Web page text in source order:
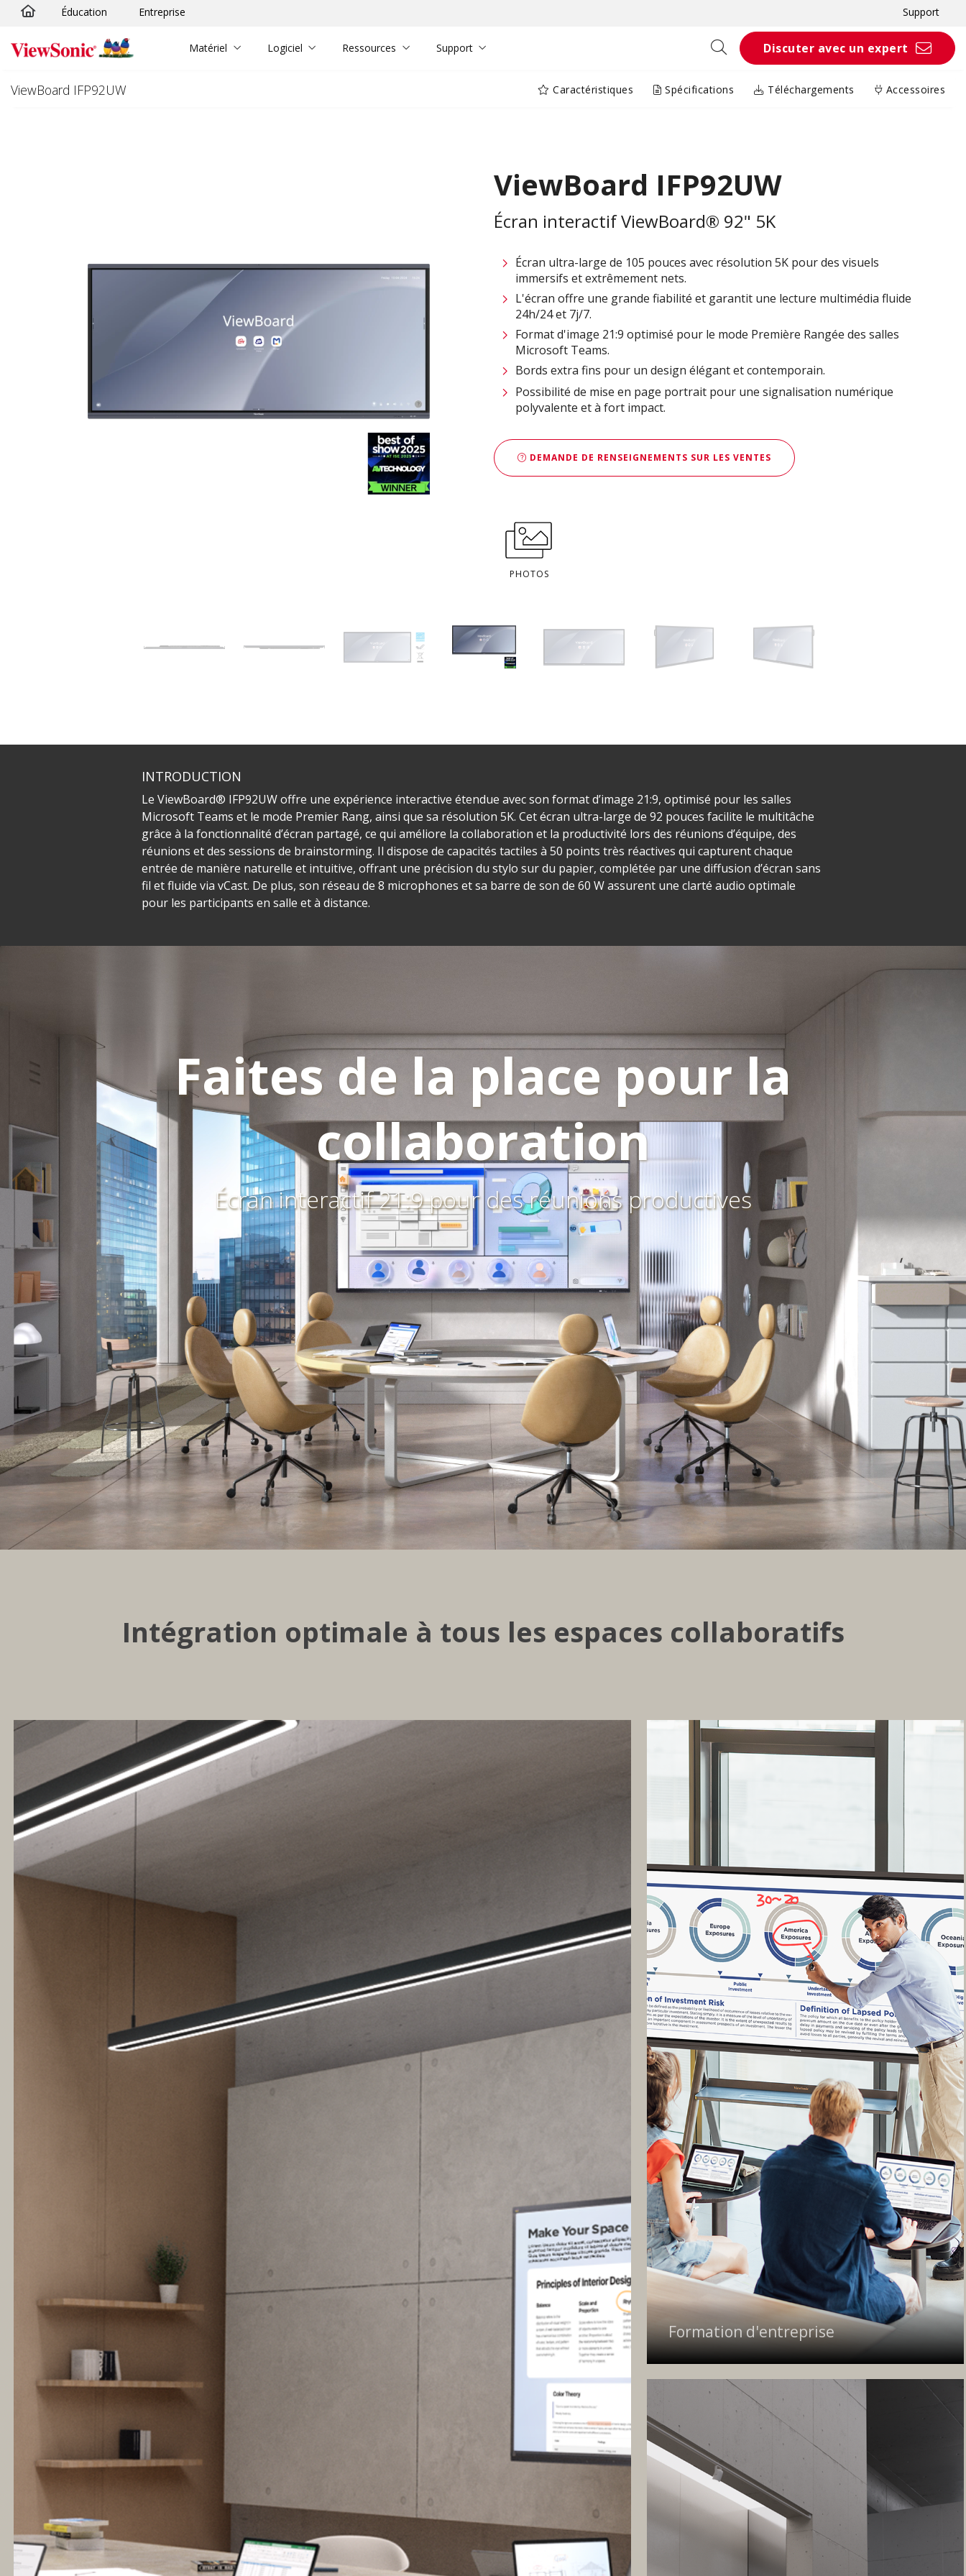
Passer au contenu principal
Éducation Entreprise Support
Matériel Logiciel Ressources Support Discuter avec un expert
ViewBoard IFP92UW Caractéristiques Spécifications Téléchargements Accessoires
ViewBoard IFP92UW
Écran interactif ViewBoard® 92" 5K
Écran ultra-large de 105 pouces avec résolution 5K pour des visuels
immersifs et extrêmement nets.
L'écran offre une grande fiabilité et garantit une lecture multimédia fluide
24h/24 et 7j/7.
Format d'image 21:9 optimisé pour le mode Première Rangée des salles
Microsoft Teams.
Bords extra fins pour un design élégant et contemporain.
Possibilité de mise en page portrait pour une signalisation numérique
polyvalente et à fort impact.
DEMANDE DE RENSEIGNEMENTS SUR LES VENTES
PHOTOS
INTRODUCTION
Le ViewBoard® IFP92UW offre une expérience interactive étendue avec son format d’image 21:9, optimisé pour les salles
Microsoft Teams et le mode Premier Rang, ainsi que sa résolution 5K. Cet écran ultra-large de 92 pouces facilite le multitâche
grâce à la fonctionnalité d’écran partagé, ce qui améliore la collaboration et la productivité lors des réunions d’équipe, des
réunions et des sessions de brainstorming. Il dispose de capacités tactiles à 50 points très réactives qui capturent chaque
entrée de manière naturelle et intuitive, offrant une précision du stylo sur du papier, complétée par une diffusion d’écran sans
fil et fluide via vCast. De plus, son réseau de 8 microphones et sa barre de son de 60 W assurent une clarté audio optimale
pour les participants en salle et à distance.
Faites de la place pour la
collaboration
Écran interactif 21:9 pour des réunions productives
Intégration optimale à tous les espaces collaboratifs
Formation d'entreprise